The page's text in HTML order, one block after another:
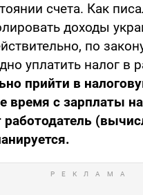
счета. Как
доходы
по
уплатить налог в
прийти в
с зарплаты
работодатель